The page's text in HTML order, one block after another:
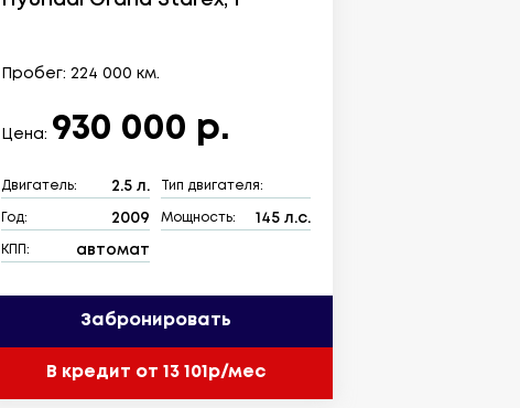
Пробег: 224 000 км.
Цена: 930 000 р.
Двигатель: 2.5 л. Тип двигателя:
Год: 2009 Мощность: 145 л.с.
КПП: автомат
Забронировать
В кредит от 13 101р/мес